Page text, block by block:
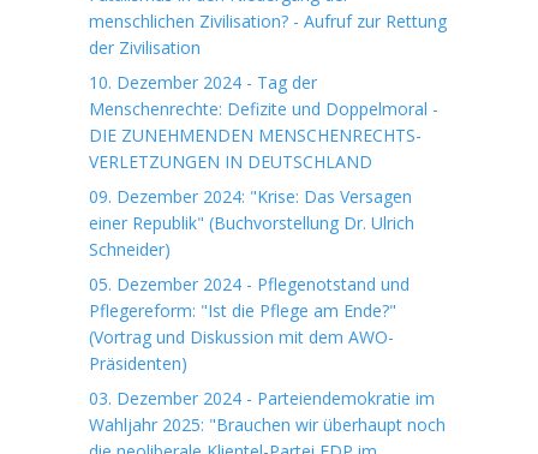
menschlichen Zivilisation? - Aufruf zur Rettung
der Zivilisation
10. Dezember 2024 - Tag der
Menschenrechte: Defizite und Doppelmoral -
DIE ZUNEHMENDEN MENSCHENRECHTS-
VERLETZUNGEN IN DEUTSCHLAND
09. Dezember 2024: "Krise: Das Versagen
einer Republik" (Buchvorstellung Dr. Ulrich
Schneider)
05. Dezember 2024 - Pflegenotstand und
Pflegereform: "Ist die Pflege am Ende?"
(Vortrag und Diskussion mit dem AWO-
Präsidenten)
03. Dezember 2024 - Parteiendemokratie im
Wahljahr 2025: "Brauchen wir überhaupt noch